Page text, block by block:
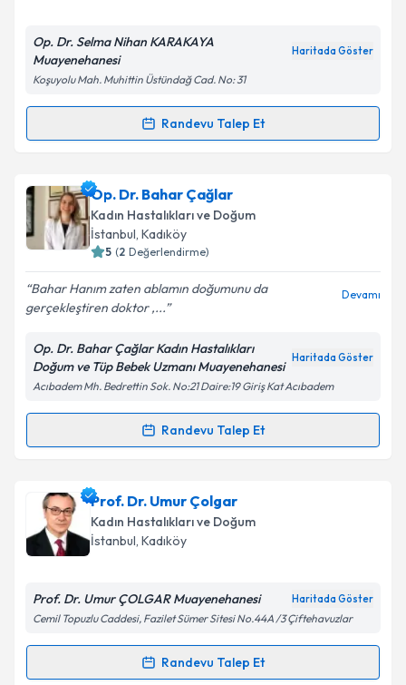
Kişisel verilerimin işlenmesine ilişkinAydınlatma
'ni okudum ve kişisel verilerimin belirtilen
kapsamda işlenmesini kabul ediyorum.
Takvim Talebini Gönder
Op. Dr. Selma Nihan KARAKAYA
Muayenehanesi
Haritada Göster
Koşuyolu Mah. Muhittin Üstündağ Cad. No: 31
Randevu Talep Et
Randevu Takvimi Talebi
Op. Dr. Selma Nihan Karakaya Çoban
takvimi talebi oluşturun. Size bu uzmandan randevu
almanız için bir takvim hazırlandığında e-posta ile
bilgilendireceğiz.
E-posta Adresiniz
Kişisel verilerimin işlenmesine ilişkin
Metni'ni okudum ve kişisel verilerimin belirtilen
kapsamda işlenmesini kabul ediyorum.
Op. Dr. Bahar Çağlar
Kadın Hastalıkları ve Doğum
İstanbul, Kadıköy
5 (2 Değerlendirme)
Bahar Hanım zaten ablamın doğumunu da
gerçekleştiren doktor ,...
Devamı
Op. Dr. Bahar Çağlar Kadın Hastalıkları
Doğum ve Tüp Bebek Uzmanı Muayenehanesi
Haritada Göster
Acıbadem Mh. Bedrettin Sok. No:21 Daire:19 Giriş Kat Acıbadem
Randevu Talep Et
Randevu Takvimi Talebi
Op. Dr. Bahar Çağlariçin randevu takvimi talebi
oluşturun. Size bu uzmandan randevu almanız için bir
takvim hazırlandığında e-posta ile bilgilendireceğiz.
Kişisel verilerimin işlenmesine ilişkin
Metni'ni okudum ve kişisel verilerimin belirtilen
Prof. Dr. Umur Çolgar
Kadın Hastalıkları ve Doğum
İstanbul, Kadıköy
Prof. Dr. Umur ÇOLGAR Muayenehanesi Haritada Göster
Cemil Topuzlu Caddesi, Fazilet Sümer Sitesi No.44A /3 Çiftehavuzlar
Randevu Talep Et
Randevu Takvimi Talebi